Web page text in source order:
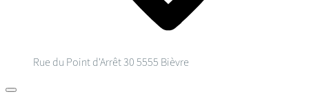
Rue du Point d'Arrêt 30 5555 Bièvre